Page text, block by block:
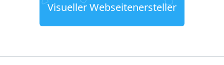
Visueller Webseitenersteller